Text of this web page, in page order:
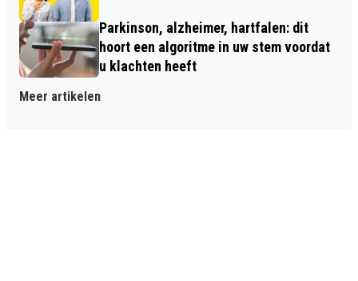
Parkinson, alzheimer, hartfalen: dit
hoort een algoritme in uw stem voordat
u klachten heeft
Meer artikelen